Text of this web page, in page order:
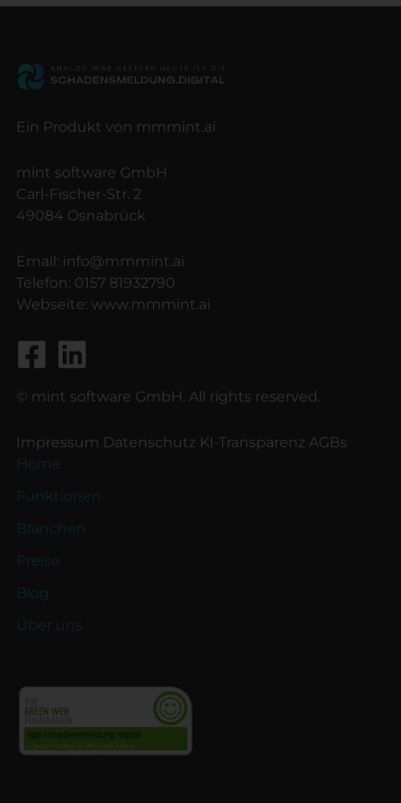
Ein Produkt von mmmint.ai
mint software GmbH
Carl-Fischer-Str. 2
49084 Osnabrück
Email: info@mmmint.ai
Telefon: 0157 81932790
Webseite: www.mmmint.ai
© mint software GmbH. All rights reserved.
Impressum Datenschutz KI-Transparenz AGBs
Home
Funktionen
Branchen
Preise
Blog
Über uns